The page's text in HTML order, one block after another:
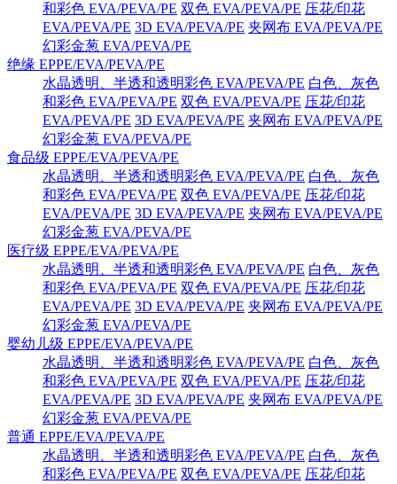
和彩色 EVA/PEVA/PE 双色 EVA/PEVA/PE 压花/印花
EVA/PEVA/PE 3D EVA/PEVA/PE 夹网布 EVA/PEVA/PE
幻彩金葱 EVA/PEVA/PE
绝缘 EPPE/EVA/PEVA/PE
水晶透明、半透和透明彩色 EVA/PEVA/PE 白色、灰色
和彩色 EVA/PEVA/PE 双色 EVA/PEVA/PE 压花/印花
EVA/PEVA/PE 3D EVA/PEVA/PE 夹网布 EVA/PEVA/PE
幻彩金葱 EVA/PEVA/PE
食品级 EPPE/EVA/PEVA/PE
水晶透明、半透和透明彩色 EVA/PEVA/PE 白色、灰色
和彩色 EVA/PEVA/PE 双色 EVA/PEVA/PE 压花/印花
EVA/PEVA/PE 3D EVA/PEVA/PE 夹网布 EVA/PEVA/PE
幻彩金葱 EVA/PEVA/PE
医疗级 EPPE/EVA/PEVA/PE
水晶透明、半透和透明彩色 EVA/PEVA/PE 白色、灰色
和彩色 EVA/PEVA/PE 双色 EVA/PEVA/PE 压花/印花
EVA/PEVA/PE 3D EVA/PEVA/PE 夹网布 EVA/PEVA/PE
幻彩金葱 EVA/PEVA/PE
婴幼儿级 EPPE/EVA/PEVA/PE
水晶透明、半透和透明彩色 EVA/PEVA/PE 白色、灰色
和彩色 EVA/PEVA/PE 双色 EVA/PEVA/PE 压花/印花
EVA/PEVA/PE 3D EVA/PEVA/PE 夹网布 EVA/PEVA/PE
幻彩金葱 EVA/PEVA/PE
普通 EPPE/EVA/PEVA/PE
水晶透明、半透和透明彩色 EVA/PEVA/PE 白色、灰色
和彩色 EVA/PEVA/PE 双色 EVA/PEVA/PE 压花/印花